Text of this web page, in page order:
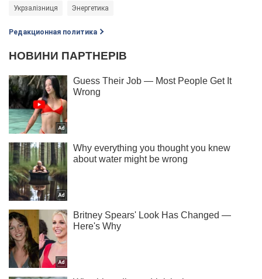
Укрзалізниця Энергетика
Редакционная политика